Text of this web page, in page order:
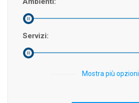
Servizi:
Mostra più opzioni